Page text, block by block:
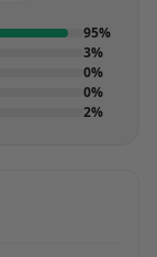
95%
3%
0%
0%
2%